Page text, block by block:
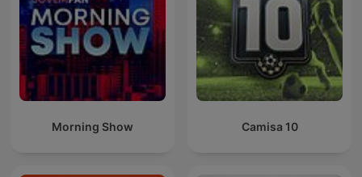
Morning Show Camisa 10